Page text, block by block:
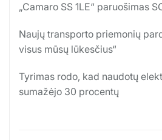
„Camaro SS 1LE“ paruošimas
Naujų transporto priemonių
visus mūsų lūkesčius“
Tyrimas rodo, kad naudotų
sumažėjo 30 procentų